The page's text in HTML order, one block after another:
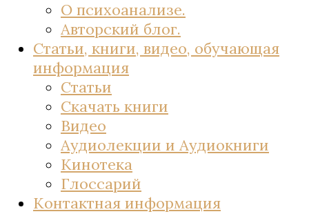
О психоанализе.
Авторский блог.
Статьи, книги, видео, обучающая
информация
Статьи
Скачать книги
Видео
Аудиолекции и Аудиокниги
Кинотека
Глоссарий
Контактная информация